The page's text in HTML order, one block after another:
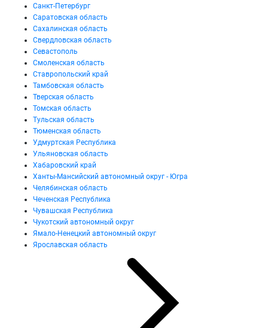
Санкт-Петербург
Саратовская область
Сахалинская область
Свердловская область
Севастополь
Смоленская область
Ставропольский край
Тамбовская область
Тверская область
Томская область
Тульская область
Тюменская область
Удмуртская Республика
Ульяновская область
Хабаровский край
Ханты-Мансийский автономный округ - Югра
Челябинская область
Чеченская Республика
Чувашская Республика
Чукотский автономный округ
Ямало-Ненецкий автономный округ
Ярославская область